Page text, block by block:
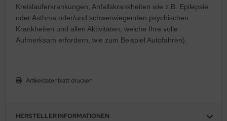
Kreislauferkrankungen, Anfallskrankheiten wie z.B. Epilepsie
oder Asthma oder/und schwerwiegenden psychischen
Krankheiten und allen Aktivitäten, welche Ihre volle
Aufmerksam erfordern, wie zum Beispiel Autofahren).
Artikeldatenblatt drucken
HERSTELLER INFORMATIONEN